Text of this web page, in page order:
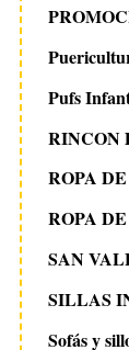
Pufs
RINCON
ROPA
ROPA
SAN
SILLAS
Sofás y